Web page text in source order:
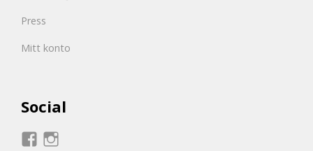
Press
Mitt konto
Social
Visa